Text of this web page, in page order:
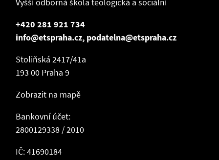
+420 281 921 734
info@etspraha.cz, podatelna@etspraha.cz
Stoliňská 2417/41a
193 00 Praha 9
Zobrazit na mapě
Bankovní účet:
2800129338 / 2010
IČ: 41690184